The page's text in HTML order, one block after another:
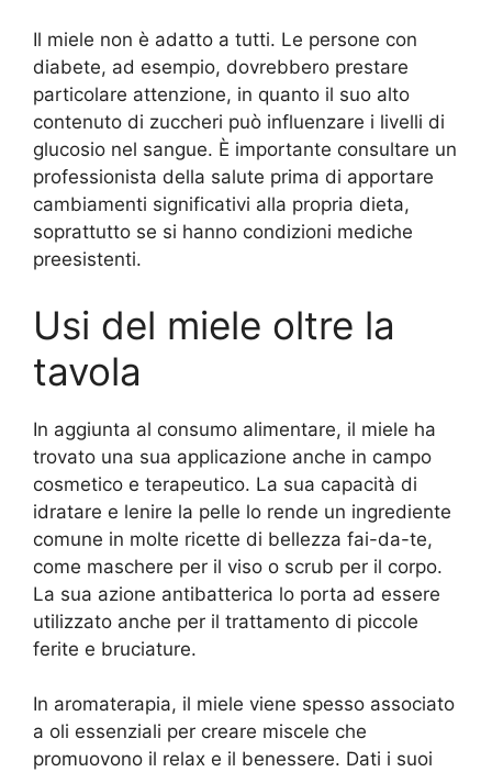
Il miele non è adatto a tutti. Le persone con
diabete, ad esempio, dovrebbero prestare
particolare attenzione, in quanto il suo alto
contenuto di zuccheri può influenzare i livelli di
glucosio nel sangue. È importante consultare un
professionista della salute prima di apportare
cambiamenti significativi alla propria dieta,
soprattutto se si hanno condizioni mediche
preesistenti.
Usi del miele oltre la
tavola
In aggiunta al consumo alimentare, il miele ha
trovato una sua applicazione anche in campo
cosmetico e terapeutico. La sua capacità di
idratare e lenire la pelle lo rende un ingrediente
comune in molte ricette di bellezza fai-da-te,
come maschere per il viso o scrub per il corpo.
La sua azione antibatterica lo porta ad essere
utilizzato anche per il trattamento di piccole
ferite e bruciature.
In aromaterapia, il miele viene spesso associato
a oli essenziali per creare miscele che
promuovono il relax e il benessere. Dati i suoi